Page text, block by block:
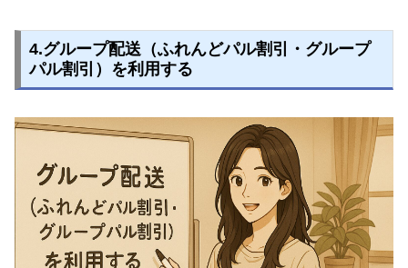
4.グループ配送（ふれんどパル割引・グループ
パル割引）を利用する